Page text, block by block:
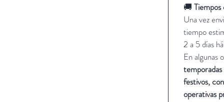
🚚
Una vez
tiempo
2 a 5 días
En algunas
temporadas
festivos,
operativas